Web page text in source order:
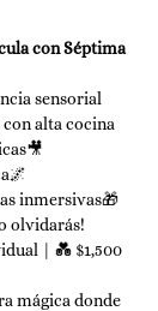
con Séptima
sensorial
alta cocina
inmersivas🎁
olvidarás!
| 💑 $1,500
mágica donde